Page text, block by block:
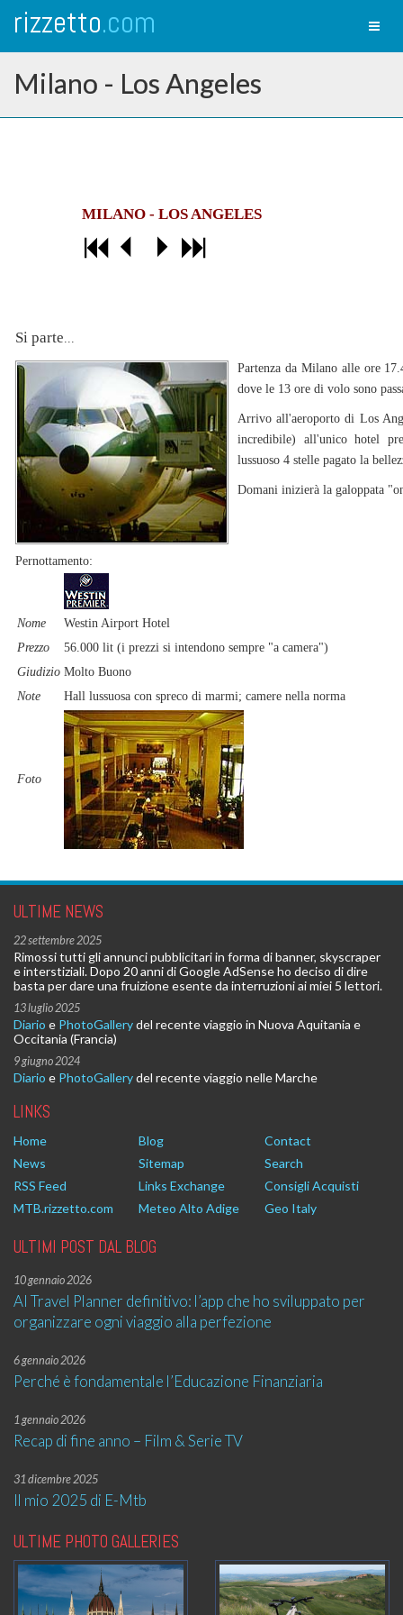
rizzetto.com
Milano - Los Angeles
MILANO - LOS ANGELES
Si parte...
Partenza da Milano alle ore
dove le 13 ore di volo sono
Arrivo all'aeroporto di Los
incredibile) all'unico hotel
lussuoso 4 stelle pagato la
Domani inizierà la galoppata
Pernottamento:
Nome
Westin Airport Hotel
Prezzo
56.000 lit (i prezzi si intendono sempre "a camera")
Giudizio Molto Buono
Note
Hall lussuosa con spreco di marmi; camere nella norma
Foto
ULTIME NEWS
22 settembre 2025
Rimossi tutti gli annunci pubblicitari in forma di banner, skyscraper
e interstiziali. Dopo 20 anni di Google AdSense ho deciso di dire
basta per dare una fruizione esente da interruzioni ai miei 5 lettori.
13 luglio 2025
Diario e PhotoGallerydel recente viaggio in Nuova Aquitania e
Occitania (Francia)
9 giugno 2024
Diario e PhotoGallerydel recente viaggio nelle Marche
LINKS
Home Blog
Contact
News
Sitemap
Search
RSS Feed
Links Exchange
Consigli Acquisti
MTB.rizzetto.com
Meteo Alto Adige Geo Italy
ULTIMI POST DAL BLOG
10 gennaio 2026
AI Travel Planner definitivo: l’app che ho sviluppato per
organizzare ogni viaggio alla perfezione
6 gennaio 2026
Perché è fondamentale l’Educazione Finanziaria
1 gennaio 2026
Recap di fine anno – Film & Serie TV
31 dicembre 2025
Il mio 2025 di E-Mtb
ULTIME PHOTO GALLERIES